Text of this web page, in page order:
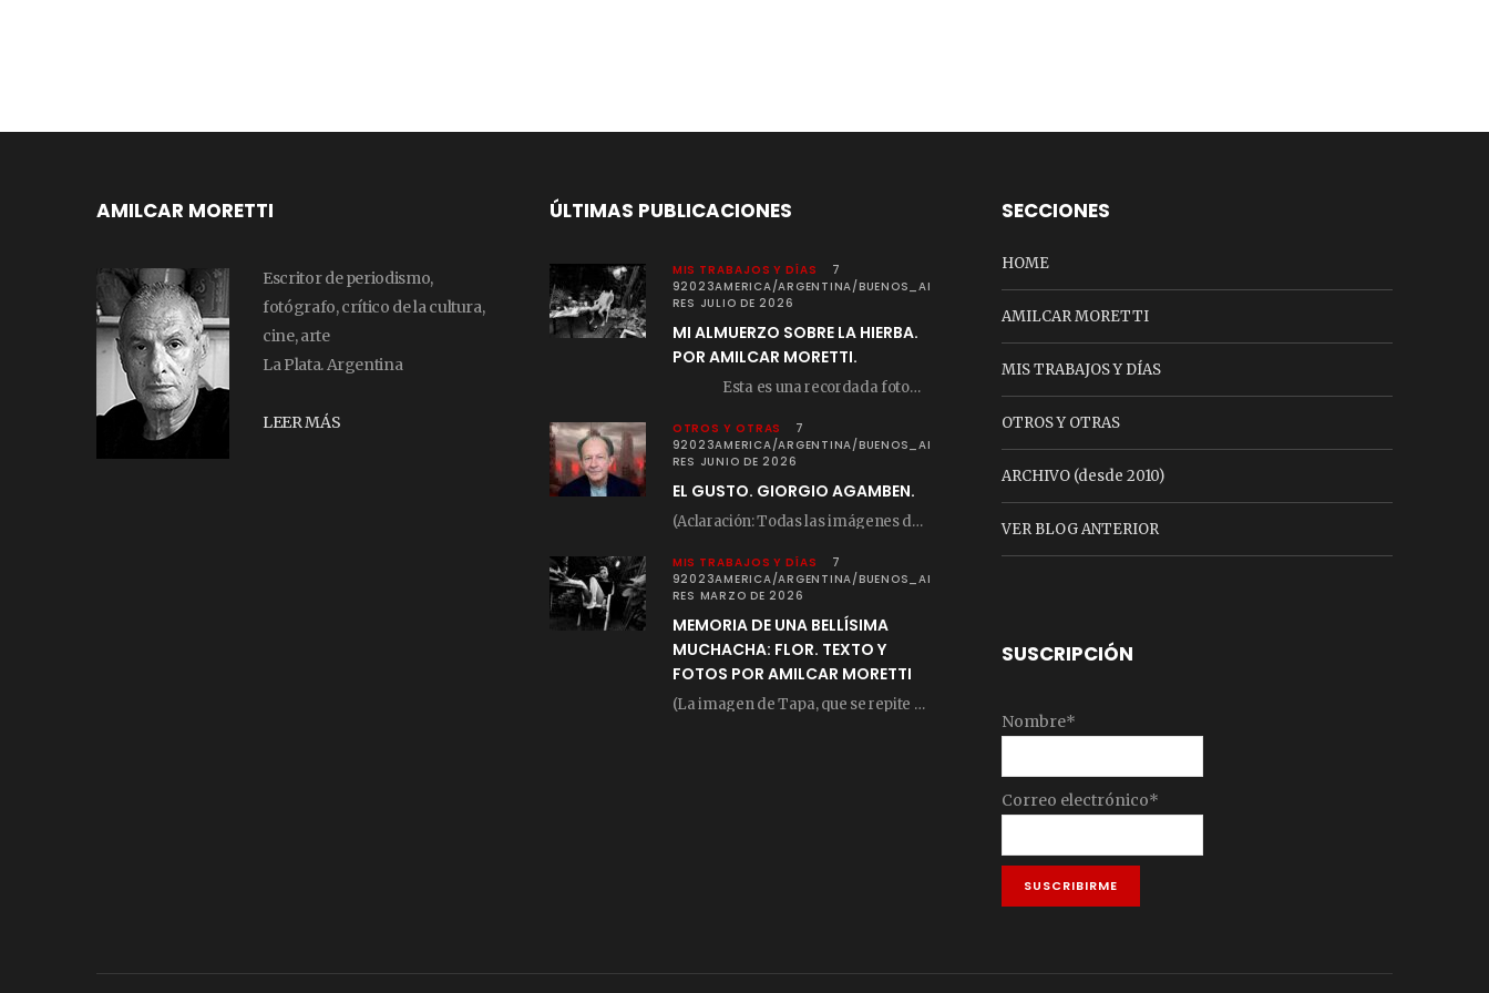
AMILCAR MORETTI
Escritor de periodismo,
fotógrafo, crítico de la cultura,
cine, arte
La Plata. Argentina
LEER MÁS
ÚLTIMAS PUBLICACIONES
MIS TRABAJOS Y DÍAS
7
92023AMERICA/ARGENTINA/BUENOS_AI
RES JULIO DE 2026
MI ALMUERZO SOBRE LA HIERBA.
POR AMILCAR MORETTI.
Esta es una recordada fotografía que registré…
OTROS Y OTRAS
7
92023AMERICA/ARGENTINA/BUENOS_AI
RES JUNIO DE 2026
EL GUSTO. GIORGIO AGAMBEN.
(Aclaración: Todas las imágenes de este posteo fueron tomadas de Bloghemia.com, y todos los…
MIS TRABAJOS Y DÍAS
7
92023AMERICA/ARGENTINA/BUENOS_AI
RES MARZO DE 2026
MEMORIA DE UNA BELLÍSIMA
MUCHACHA: FLOR. TEXTO Y
FOTOS POR AMILCAR MORETTI
(La imagen de Tapa, que se repite arriba, fue compuesta por Amilcar Moretti el viernes…
SECCIONES
HOME
AMILCAR MORETTI
MIS TRABAJOS Y DÍAS
OTROS Y OTRAS
ARCHIVO (desde 2010)
VER BLOG ANTERIOR
SUSCRIPCIÓN
Nombre*
Correo electrónico*